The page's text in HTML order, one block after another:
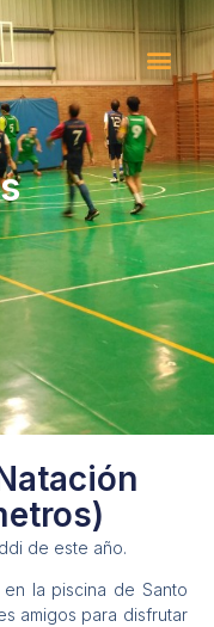
de este año.
en la piscina de Santo
amigos para disfrutar